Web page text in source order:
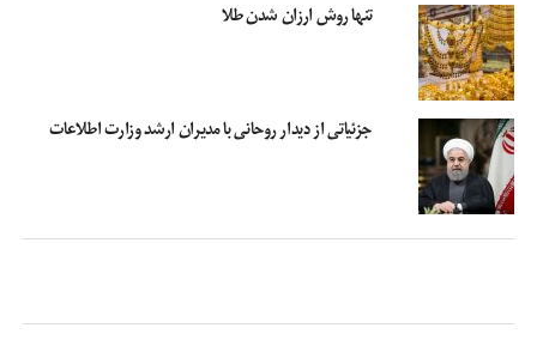
تنها روش ارزان شدن طلا
جزئیاتی از دیدار روحانی با مدیران ارشد وزارت اطلاعات